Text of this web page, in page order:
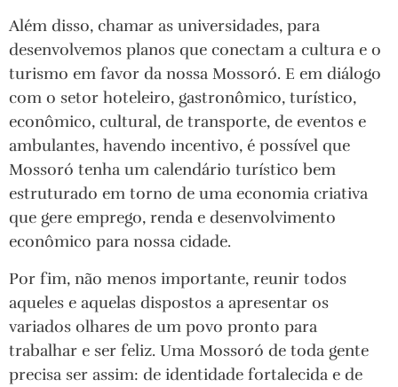
Além disso, chamar as universidades, para
desenvolvemos planos que conectam a cultura e o
turismo em favor da nossa Mossoró. E em diálogo
com o setor hoteleiro, gastronômico, turístico,
econômico, cultural, de transporte, de eventos e
ambulantes, havendo incentivo, é possível que
Mossoró tenha um calendário turístico bem
estruturado em torno de uma economia criativa
que gere emprego, renda e desenvolvimento
econômico para nossa cidade.
Por fim, não menos importante, reunir todos
aqueles e aquelas dispostos a apresentar os
variados olhares de um povo pronto para
trabalhar e ser feliz. Uma Mossoró de toda gente
precisa ser assim: de identidade fortalecida e de